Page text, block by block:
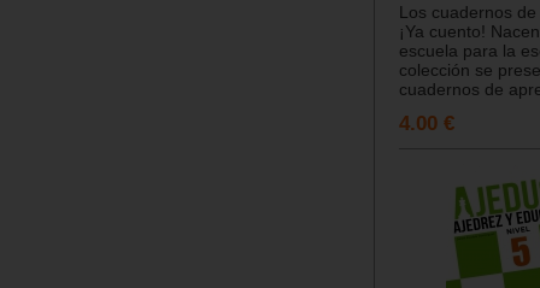
Los cuadernos
¡Ya cuento!
escuela para la
colección se
cuadernos de
4.00 €